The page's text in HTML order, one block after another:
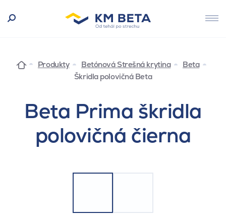
Produkty Betónová Strešná krytina
Beta
Škridla polovičná Beta
Beta Prima škridla
polovičná čierna